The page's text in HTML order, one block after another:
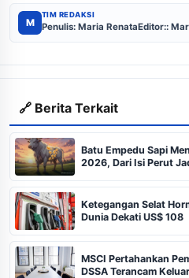
M
TIM REDAKSI
Penulis: Maria RenataEditor::
🔗 Berita Terkait
Batu Empedu Sapi
2026, Dari Isi Perut
Ketegangan Selat
Dunia Dekati US$ 108
MSCI Pertahankan
DSSA Terancam